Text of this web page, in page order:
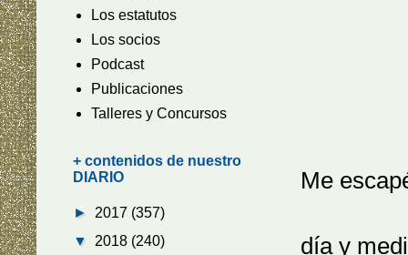
Me
día y
Los estatutos
Los socios
Podcast
Publicaciones
Talleres y Concursos
+ contenidos de nuestro
DIARIO
► 2017 (357)
▼ 2018 (240)